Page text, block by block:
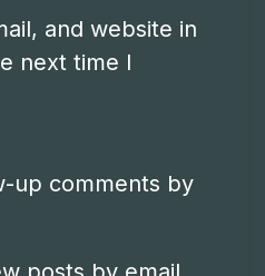
and website in
next time I
up comments by